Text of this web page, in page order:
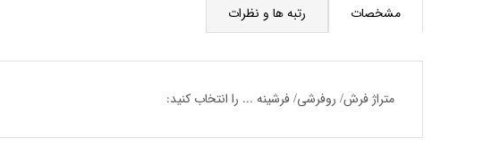
مشخصات رتبه ها و نظرات
متراژ فرش/ روفرشی/ فرشینه ... را انتخاب کنید: